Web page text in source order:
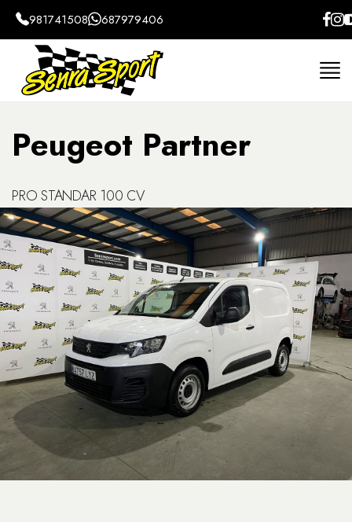
981741508 687979406
Home Coches
Peugeot Partner
PRO STANDAR 100 CV